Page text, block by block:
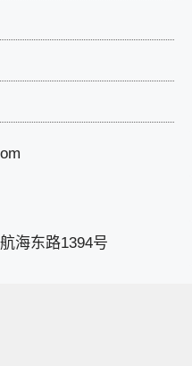
海东路1394号